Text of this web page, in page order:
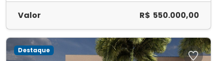
Valor R$ 550.000,00
Destaque